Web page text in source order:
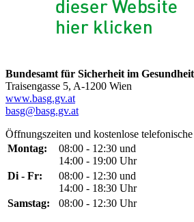
Bundesamt für Sicherheit im
Traisengasse 5, A-1200 Wien
www.basg.gv.at
basg@basg.gv.at
Öffnungszeiten und kostenlose
Montag:
08:00 - 12:30 und
14:00 - 19:00 Uhr
Di - Fr:
08:00 - 12:30 und
14:00 - 18:30 Uhr
Samstag:
08:00 - 12:30 Uhr